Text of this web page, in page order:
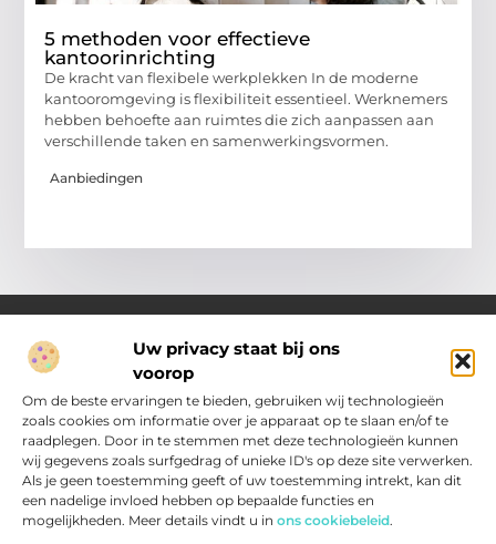
Uw privacy staat bij ons
voorop
Om de beste ervaringen te bieden, gebruiken wij technologieën
zoals cookies om informatie over je apparaat op te slaan en/of te
raadplegen. Door in te stemmen met deze technologieën kunnen
wij gegevens zoals surfgedrag of unieke ID's op deze site verwerken.
Als je geen toestemming geeft of uw toestemming intrekt, kan dit
een nadelige invloed hebben op bepaalde functies en
mogelijkheden. Meer details vindt u in ons cookiebeleid.
5 methoden voor effectieve
kantoorinrichting
De kracht van flexibele werkplekken In de moderne
kantooromgeving is flexibiliteit essentieel. Werknemers
hebben behoefte aan ruimtes die zich aanpassen aan
verschillende taken en samenwerkingsvormen.
Aanbiedingen
Over Pakhuisroosendaal.nl
Jouw gids voor inspiratie en tips uit het dagelijks leven.
Ontdek een brede verzameling blogs en artikelen die je helpen
om het meeste uit elke dag te halen, met praktische adviezen
en verrassende inzichten.
Main Links